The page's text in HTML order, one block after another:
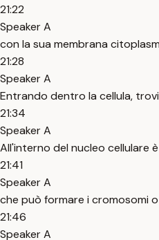
21:22
Speaker A
con la sua membrana
21:28
Speaker A
Entrando dentro la cellula,
21:34
Speaker A
All'interno del nucleo cellulare
21:41
Speaker A
che può formare i cromosomi
21:46
Speaker A